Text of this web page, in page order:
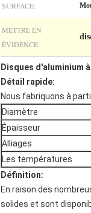
SURFACE:
METTRE EN
ÉVIDENCE:
Disques d'aluminium
Détail rapide:
Nous fabriquons à
Diamètre
Épaisseur
Alliages
Les températures
Définition:
En raison des
solides et sont